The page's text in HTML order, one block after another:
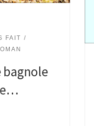
FAIT
bagnole